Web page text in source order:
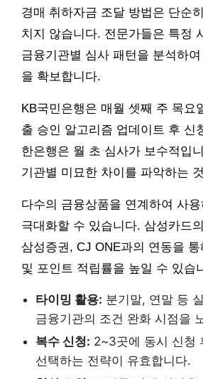
경매 취하자금 조달 방법은 단순
치지 않습니다. 전문가들은 특정
금융기관별 심사 패턴을 분석하
을 확보합니다.
KB국민은행은 매월 셋째 주 목요
출 승인 알고리즘 업데이트 후 신
한은행은 월 초 심사가 보수적입
기관별 미묘한 차이를 파악하는
다수의 금융상품을 연계하여 사
극대화할 수 있습니다. 삼성카드
삼성증권, CJ ONE과의 연동을
및 포인트 적립률을 높일 수 있습
타이밍 활용: 분기말, 연말 등
금융기관의 조건 완화 시점을
복수 신청: 2~3곳에 동시 신청
선택하는 전략이 유효합니다.